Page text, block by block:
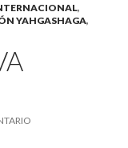
,
YAHGASHAGA,